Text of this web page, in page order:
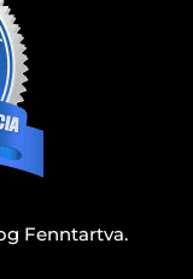
Fenntartva.